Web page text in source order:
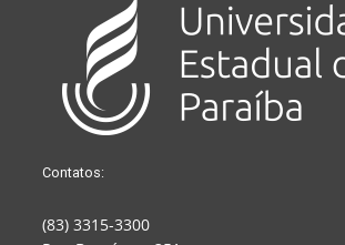
Contatos:
(83) 3315-3300